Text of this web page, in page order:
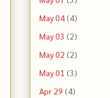
May 04(4)
May 03 (2)
May 02 (2)
May 01 (3)
Apr 29 (4)